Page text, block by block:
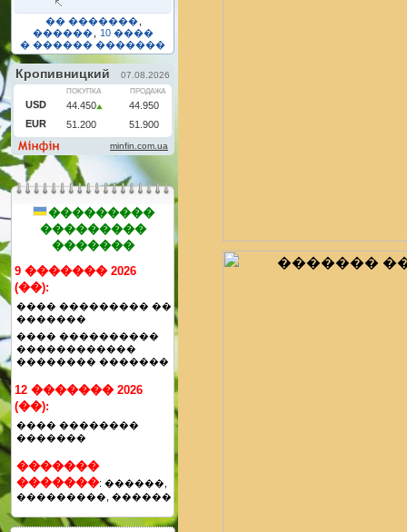
�� �������
������
10 ����
� ������ �������
���������
���������
�������
9 ������� 2026
(��):
���� ��������� ��
�������
���� ����������
������������
�������� �������
12 ������� 2026
(��):
���� ��������
�������
�������
�������: ������,
���������, ������